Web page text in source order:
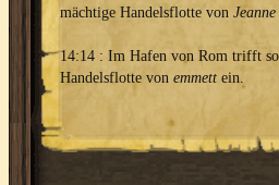
mächtige Handelsflotte von
14:14 : Im Hafen von Rom trifft
Handelsflotte von emmett ein.